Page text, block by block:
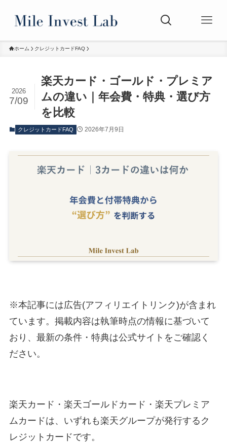
ホーム クレジットカードFAQ
楽天カード・ゴールド・プレミア
ムの違い｜年会費・特典・選び方
を比較
2026
7/09
クレジットカードFAQ 2026年7月9日
※本記事には広告(アフィリエイトリンク)が含まれ
ています。掲載内容は執筆時点の情報に基づいて
おり、最新の条件・特典は公式サイトをご確認く
ださい。
楽天カード・楽天ゴールドカード・楽天プレミア
ムカードは、いずれも楽天グループが発行するク
レジットカードです。